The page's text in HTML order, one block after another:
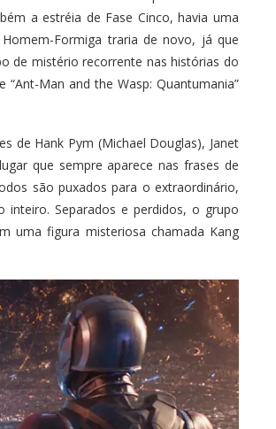
a estréia de Fase Cinco, havia uma
Formiga traria de novo, já que
de mistério recorrente nas histórias do
Man and the Wasp: Quantumania”
de Hank Pym (Michael Douglas), Janet
que sempre aparece nas frases de
são puxados para o extraordinário,
Separados e perdidos, o grupo
uma figura misteriosa chamada Kang